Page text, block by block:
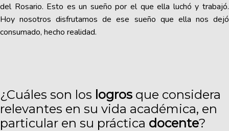
del Rosario. Esto es un sueño por el que ella luchó y trabajó.
Hoy nosotros disfrutamos de ese sueño que ella nos dejó
consumado, hecho realidad.
¿Cuáles son los logros que considera
relevantes en su vida académica, en
particular en su práctica docente?